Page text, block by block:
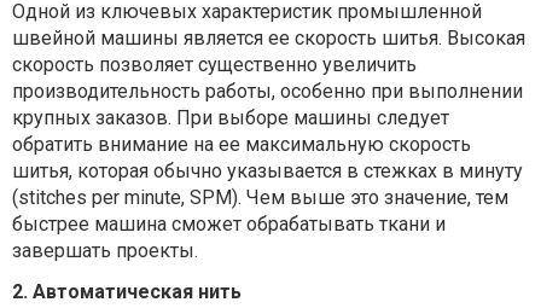
Одной из ключевых характеристик промышленной
швейной машины является ее скорость шитья. Высокая
скорость позволяет существенно увеличить
производительность работы, особенно при выполнении
крупных заказов. При выборе машины следует
обратить внимание на ее максимальную скорость
шитья, которая обычно указывается в стежках в минуту
(stitches per minute, SPM). Чем выше это значение, тем
быстрее машина сможет обрабатывать ткани и
завершать проекты.
2. Автоматическая нить